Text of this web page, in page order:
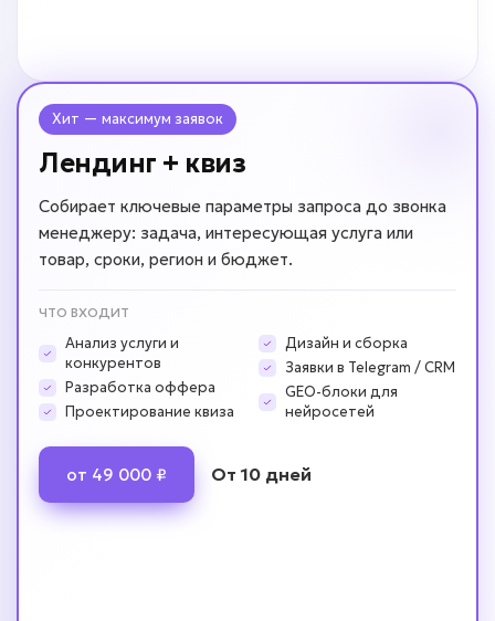
Хит — максимум заявок
Лендинг + квиз
Собирает ключевые параметры запроса до звонка
менеджеру: задача, интересующая услуга или
товар, сроки, регион и бюджет.
ЧТО ВХОДИТ
Анализ услуги и
конкурентов
Разработка оффера
Проектирование квиза
Дизайн и сборка
Заявки в Telegram / CRM
GEO-блоки для
нейросетей
от 49 000 ₽ От 10 дней